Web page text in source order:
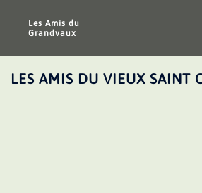
Les Amis du
Grandvaux
LES AMIS DU VIEUX SAINT